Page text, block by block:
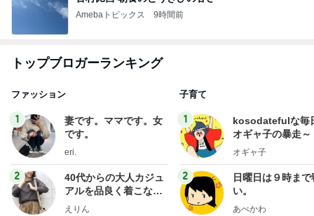
Amebaトピックス 9時間前
トップブロガーランキング
ファッション
1
妻です。ママです。女
です。
eri.
2
40代からの大人カジュ
アルを品良く着こなす
ファッションブログ
えりん
子育て
1
kosodatefulな毎
オギャ子の暴走～
オギャ子
2
日曜日は９時まで
い。
あべかわ